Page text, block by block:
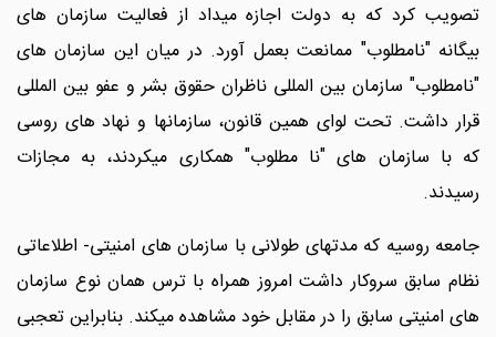
تصویب کرد که به دولت اجازه میداد از فعالیت سازمان های
بیگانه "نامطلوب" ممانعت بعمل آورد. در میان این سازمان های
"نامطلوب" سازمان بین المللی ناظران حقوق بشر و عفو بین المللی
قرار داشت. تحت لوای همین قانون، سازمانها و نهاد های روسی
که با سازمان های "نا مطلوب" همکاری میکردند، به مجازات
رسیدند.
جامعه روسیه که مدتهای طولانی با سازمان های امنیتی- اطلاعاتی
نظام سابق سروکار داشت امروز همراه با ترس همان نوع سازمان
های امنیتی سابق را در مقابل خود مشاهده میکند. بنابراین تعجبی